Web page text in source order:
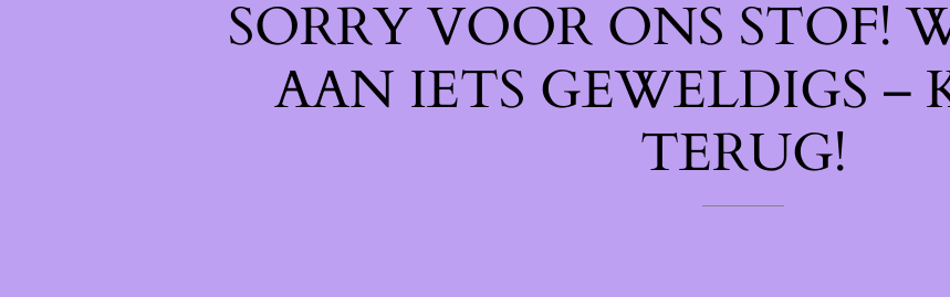
SORRY VOOR ONS STOF!
AAN IETS GEWELDIGS –
TERUG!